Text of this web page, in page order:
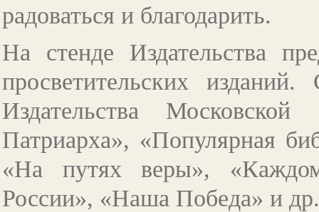
радоваться и благодарить.
На стенде Издательства
просветительских
Издательства
Патриарха», «Популярная
«На путях веры»,
России», «Наша Победа» и др.